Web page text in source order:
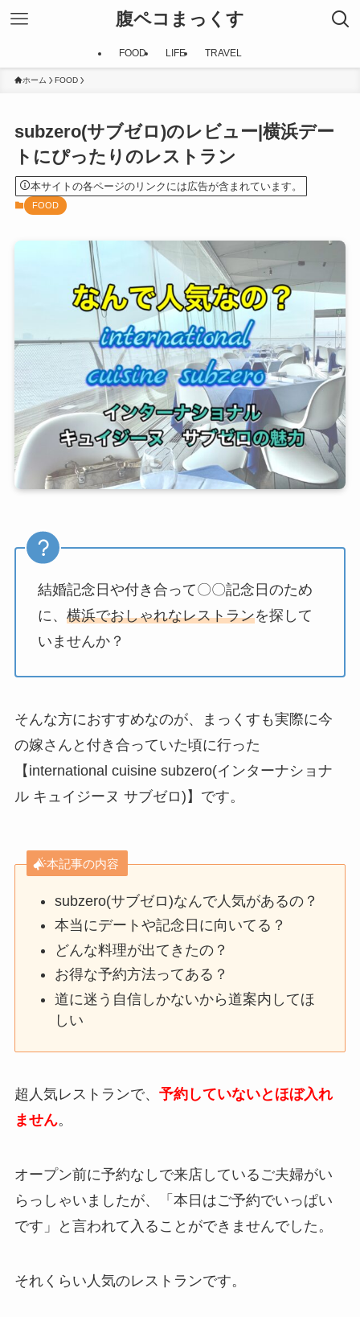
腹ペコまっくす
FOOD LIFE TRAVEL
ホーム FOOD
subzero(サブゼロ)のレビュー|横浜デー
トにぴったりのレストラン
本サイトの各ページのリンクには広告が含まれています。
FOOD
結婚記念日や付き合って〇〇記念日のため
に、 横浜でおしゃれなレストランを探して
いませんか？
そんな方におすすめなのが、まっくすも実際に今
の嫁さんと付き合っていた頃に行った
【international cuisine subzero(インターナショナ
ル キュイジーヌ サブゼロ)】です。
本記事の内容
subzero(サブゼロ)なんで人気があるの？
本当にデートや記念日に向いてる？
どんな料理が出てきたの？
お得な予約方法ってある？
道に迷う自信しかないから道案内してほ
しい
超人気レストランで、 予約していないとほぼ入れ
ません。
オープン前に予約なしで来店しているご夫婦がい
らっしゃいましたが、「本日はご予約でいっぱい
です」と言われて入ることができませんでした。
それくらい人気のレストランです。